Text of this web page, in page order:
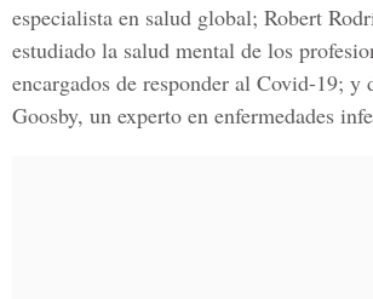
especialista en salud global; Robert
estudiado la salud mental de los
encargados de responder al Covid-19; y
Goosby, un experto en enfermedades